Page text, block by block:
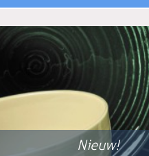
Nieuw!